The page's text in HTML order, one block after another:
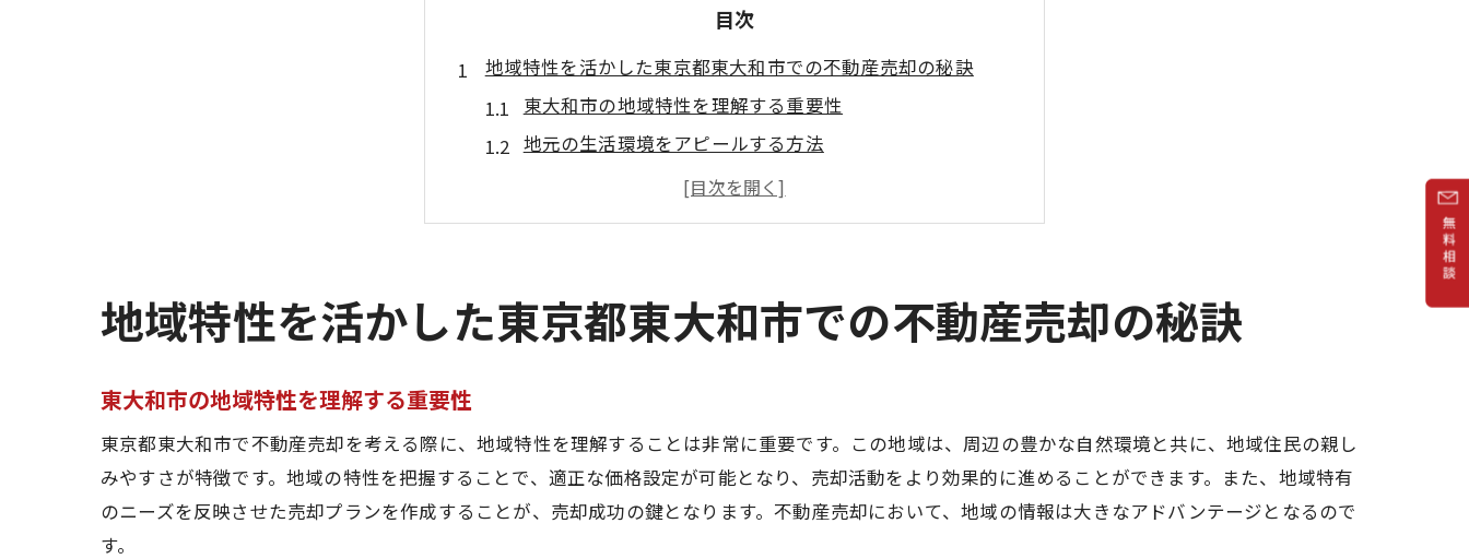
目次
地域特性を活かした東京都東大和市での不動産売却の秘訣
東大和市の地域特性を理解する重要性
地元の生活環境をアピールする方法
地域特性に応じた売却プランの作成
近隣施設や交通アクセスが影響するポイント
地域イベントとの連携で売却を促進
不動産売却を成功に導く価格設定と業者選定のポイント
業者とのコミュニケーションの重要性
価格交渉を有利に進めるコツ
競争力のある価格帯を見極める
地域特性を活かした東京都東大和市での不動産売却の秘訣
東大和市の地域特性を理解する重要性
東京都東大和市で不動産売却を考える際に、地域特性を理解することは非常に重要です。この地域は、周辺の豊かな自然環境と共に、地域住民の親し
みやすさが特徴です。地域の特性を把握することで、適正な価格設定が可能となり、売却活動をより効果的に進めることができます。また、地域特有
のニーズを反映させた売却プランを作成することが、売却成功の鍵となります。不動産売却において、地域の情報は大きなアドバンテージとなるので
す。